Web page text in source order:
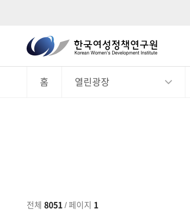
한
국
여
Development
체
홈 열린광장
전체 8051 / 페이지 1